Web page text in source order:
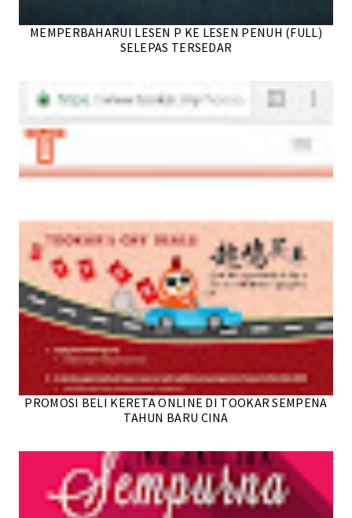
MEMPERBAHARUI LESEN P KE LESEN PENUH (FULL)
SELEPAS TERSEDAR
PROMOSI BELI KERETA ONLINE DI TOOKAR SEMPENA
TAHUN BARU CINA